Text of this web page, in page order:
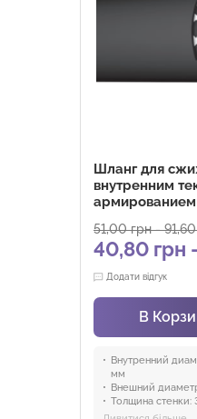
Шланг для
внутренним
40,80 грн -
51,00грн-
Додати відгук
В
Внутренний
мм
Внешний
Толщина стенки:
Радиус изгиба: